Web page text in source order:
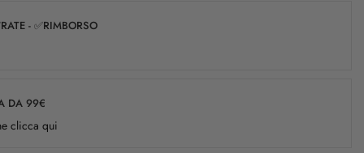
- ✅RIMBORSO
DA 99€
clicca qui